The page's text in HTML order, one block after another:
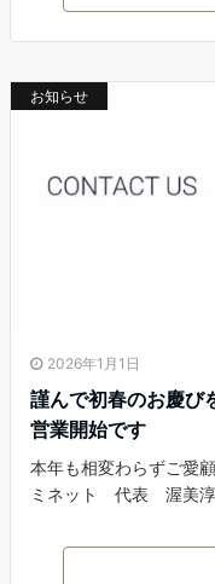
お知らせ
2026年1月1日
謹んで初春のお慶
営業開始です
本年も相変わらずご愛
ミネット 代表 渥美淳